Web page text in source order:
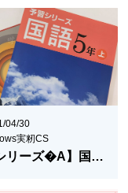
04/30
実籾CS
【シリーズ�A】国語を勉強する意味